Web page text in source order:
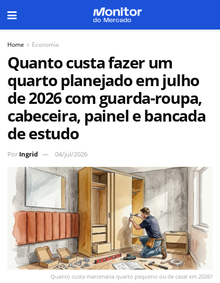
Home Economia
Quanto custa fazer um
quarto planejado em julho
de 2026 com guarda-roupa,
cabeceira, painel e bancada
de estudo
Por Ingrid 04/jul/2026
Quanto custa marcenaria quarto pequeno ou de casal em 2026?